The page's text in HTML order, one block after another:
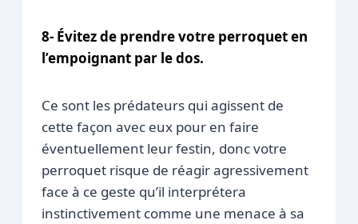
8- Évitez de prendre votre perroquet en
l’empoignant par le dos.
Ce sont les prédateurs qui agissent de
cette façon avec eux pour en faire
éventuellement leur festin, donc votre
perroquet risque de réagir agressivement
face à ce geste qu’il interprétera
instinctivement comme une menace à sa